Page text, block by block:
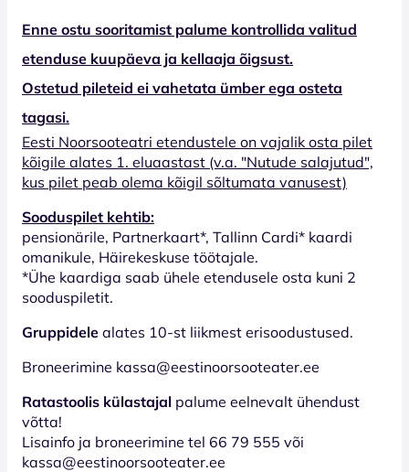
Enne ostu sooritamist palume kontrollida valitud
etenduse kuupäeva ja kellaaja õigsust.
Ostetud pileteid ei vahetata ümber ega osteta
tagasi.
Eesti Noorsooteatri etendustele on vajalik osta pilet
kõigile alates 1. eluaastast (v.a. "Nutude salajutud",
kus pilet peab olema kõigil sõltumata vanusest)
Sooduspilet kehtib:
pensionärile, Partnerkaart*, Tallinn Cardi* kaardi
omanikule, Häirekeskuse töötajale.
*Ühe kaardiga saab ühele etendusele osta kuni 2
sooduspiletit.
Gruppidele alates 10-st liikmest erisoodustused.
Broneerimine kassa@eestinoorsooteater.ee
Ratastoolis külastajal palume eelnevalt ühendust
võtta!
Lisainfo ja broneerimine tel 66 79 555 või
kassa@eestinoorsooteater.ee